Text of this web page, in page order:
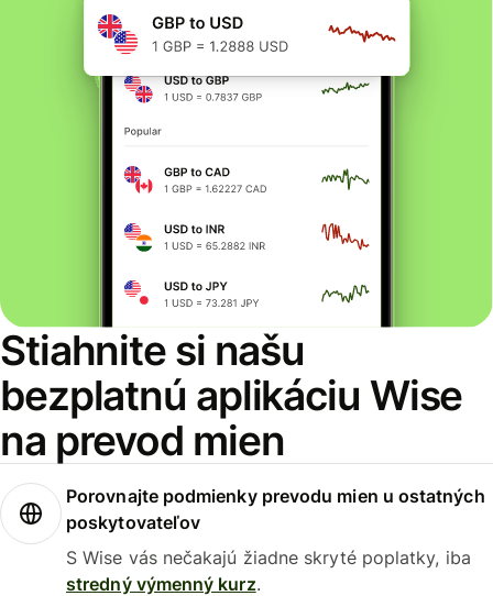
Stiahnite si našu
bezplatnú aplikáciu Wise
na prevod mien
Porovnajte podmienky prevodu mien u ostatných
poskytovateľov
S Wise vás nečakajú žiadne skryté poplatky, iba
stredný výmenný kurz.